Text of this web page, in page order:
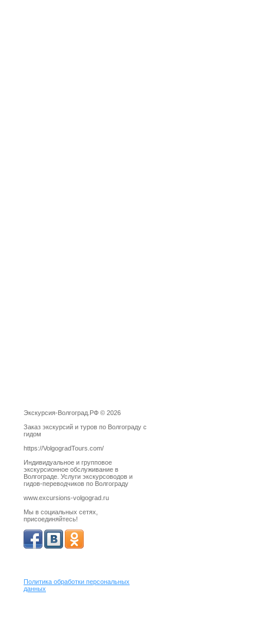
Экскурсия-Волгоград.РФ © 2026
Заказ экскурсий и туров по Волгограду с
гидом
https://VolgogradTours.com/
Индивидуальное и групповое
экскурсионное обслуживание в
Волгограде. Услуги экскурсоводов и
гидов-переводчиков по Волгограду
www.excursions-volgograd.ru
Мы в социальных сетях,
присоединяйтесь!
Политика обработки персональных
данных